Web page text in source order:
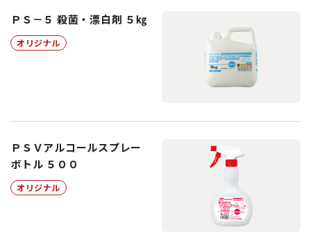
ＰＳ－５ 殺菌・漂白剤 ５㎏
オリジナル
ＰＳＶアルコールスプレー
ボトル ５００
オリジナル